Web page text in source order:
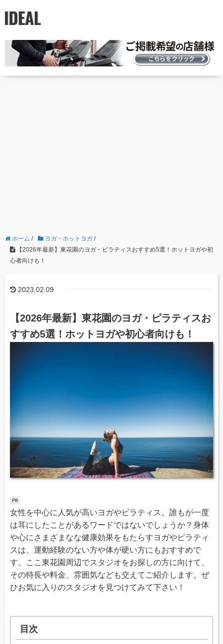
ホーム / ヨガ・ホットヨガ /
【2026年最新】東花園のヨガ・ピラティスおすすめ5選！ホットヨガや初
心者向けも！
2023.02.09
【2026年最新】東花園のヨガ・ピラティスお
すすめ5選！ホットヨガや初心者向けも！
女性を中心に人気が高いヨガやピラティス。誰もが一度
は耳にしたことがあるワードではないでしょうか？身体
や心にさまざまなな健康効果をもたらすヨガやピラティ
スは、運動経験のない方や体が硬い方にもおすすめで
す。ここ東花園周辺でスタジオをお探しの方に向けて、
その特長や料金、雰囲気なども交えてご紹介します。ぜ
ひお気に入りのスタジオを見つけてみて下さい！
目次